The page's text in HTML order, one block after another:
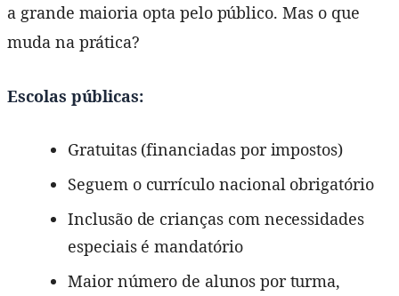
a grande maioria opta pelo público. Mas o que
muda na prática?
Escolas públicas:
Gratuitas (financiadas por impostos)
Seguem o currículo nacional obrigatório
Inclusão de crianças com necessidades
especiais é mandatório
Maior número de alunos por turma,